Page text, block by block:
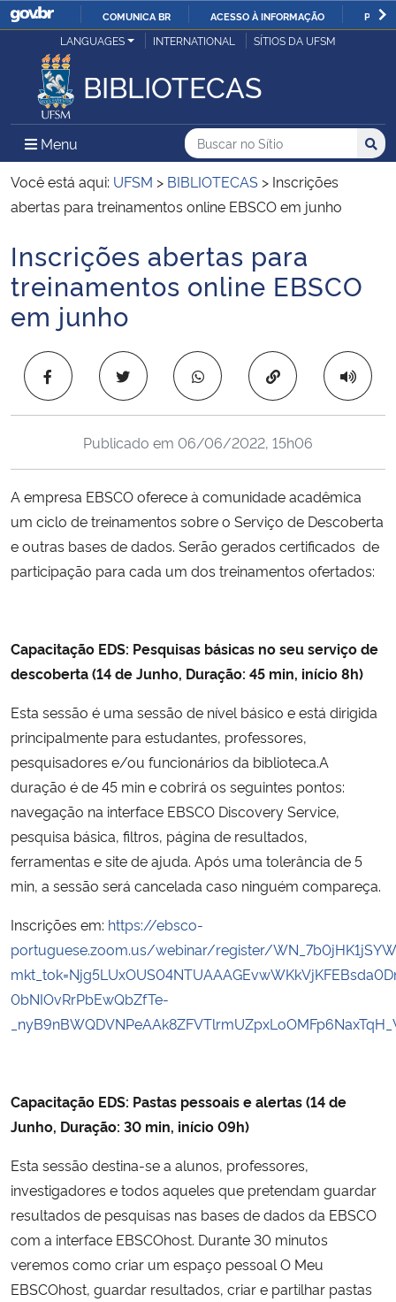
IR
O
COMUNICA BR ACESSO À INFORMAÇÃO
Ministério da Justiça e Segurança Pública
Ministério da Defesa
Ministério das Relações Exteriores
Ministério da Infraestrutura
Ministério da Agricultura, Pecuária e Abastecimento
Ministério da Educação
Ministério de Minas e Energia
Ministério da Ciência, Tecnologia, Inovações e Comunicações
Ministério do Turismo
Controladoria-Geral da União
Ministério da Mulher, da Família e dos Direitos Humanos
Secretaria-Geral
Secretaria de Governo
Gabinete de Segurança Institucional
Advocacia-Geral da União
Banco Central do Brasil
LANGUAGES INTERNATIONAL SÍTIOS DA UFSM
BIBLIOTECAS
Menu Menu Principal do Sítio
Busca
Buscar no no Sítio
Busca:
Você está aqui: UFSM > BIBLIOTECAS > Inscrições
abertas para treinamentos online EBSCO em junho
Início do conteúdo
Inscrições abertas para
treinamentos online EBSCO
em junho
Copiar para área
Publicado em 06/06/2022, 15h06
A empresa EBSCO oferece à comunidade acadêmica
um ciclo de treinamentos sobre o Serviço de Descoberta
e outras bases de dados. Serão gerados certificados de
participação para cada um dos treinamentos ofertados:
Capacitação EDS: Pesquisas básicas no seu serviço de
descoberta (14 de Junho, Duração: 45 min, início 8h)
Esta sessão é uma sessão de nível básico e está dirigida
principalmente para estudantes, professores,
pesquisadores e/ou funcionários da biblioteca.A
duração é de 45 min e cobrirá os seguintes pontos:
navegação na interface EBSCO Discovery Service,
pesquisa básica, filtros, página de resultados,
ferramentas e site de ajuda. Após uma tolerância de 5
min, a sessão será cancelada caso ninguém compareça.
Inscrições em: https://ebsco-
portuguese.zoom.us/webinar/register/
0bNIOvRrPbEwQbZfTe-
Capacitação EDS: Pastas pessoais e alertas (14 de
Junho, Duração: 30 min, início 09h)
Esta sessão destina-se a alunos, professores,
investigadores e todos aqueles que pretendam guardar
resultados de pesquisas nas bases de dados da EBSCO
com a interface EBSCOhost. Durante 30 minutos
veremos como criar um espaço pessoal O Meu
EBSCOhost, guardar resultados, criar e partilhar pastas